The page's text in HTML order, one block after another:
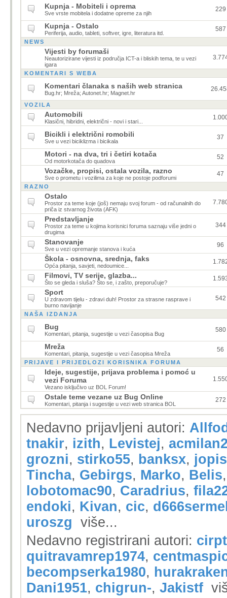
Kupnja - Mobiteli i oprema
Sve vrste mobitela i dodatne opreme za njih
229
Kupnja - Ostalo
Periferija, audio, tableti, softver, igre, literatura itd.
587
NEWS
Vijesti by forumaši
Neautorizirane vijesti iz područja ICT-a i bliskih tema, te u vezi
igara
KOMENTARI S WEBA
Komentari članaka s naših web stranica
Bug.hr; Mreža; Autonet.hr; Magnet.hr
VOZILA
Automobili
Klasični, hibridni, električni - novi i stari...
Bicikli i električni romobili
Sve u vezi biciklizma i bicikala
37
Motori - na dva, tri i četiri kotača
Od motorkotača do quadova
52
Vozačke, propisi, ostala vozila, razno
Sve o prometu i vozilima za koje ne postoje podforumi
47
RAZNO
Ostalo
Prostor za teme koje (još) nemaju svoj forum - od računalnih do
priča iz stvarnog života (AFK)
Predstavljanje
Prostor za teme u kojima korisnici foruma saznaju više jedni o
drugima
344
Stanovanje
Sve u vezi opremanje stanova i kuća
96
Škola - osnovna, srednja, faks
Opća pitanja, savjeti, nedoumice...
Filmovi, TV serije, glazba...
Što se gleda i sluša? Što se, i zašto, preporučuje?
Sport
U zdravom tijelu - zdravi duh! Prostor za strasne rasprave i
burno navijanje
542
NAŠA IZDANJA
Bug
Komentari, pitanja, sugestije u vezi časopisa Bug
580
Mreža
Komentari, pitanja, sugestije u vezi časopisa Mreža
56
PRIJAVE I PRIJEDLOZI KORISNIKA FORUMA
Ideje, sugestije, prijava problema i pomoć u
vezi Foruma
Vezano isključivo uz BOL Forum!
Ostale teme vezane uz Bug Online
Komentari, pitanja i sugestije u vezi web stranica BOL
272
Nedavno prijavljeni autori:
tnakir, izith, Levistej,
grozni, stirko55, banksx, jopis
Tincha, Gebirgs, Marko, Belis
lobotomac90, Caradrius,
endoki, Kivan, cic,
uroszg više...
Nedavno registrirani autori:
quitravamrep1974,
becompserka1980,
Dani1951, chigrun-, Jakistf